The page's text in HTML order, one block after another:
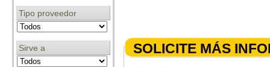
Tipo proveedor
Sirve a
SOLICITE MÁS